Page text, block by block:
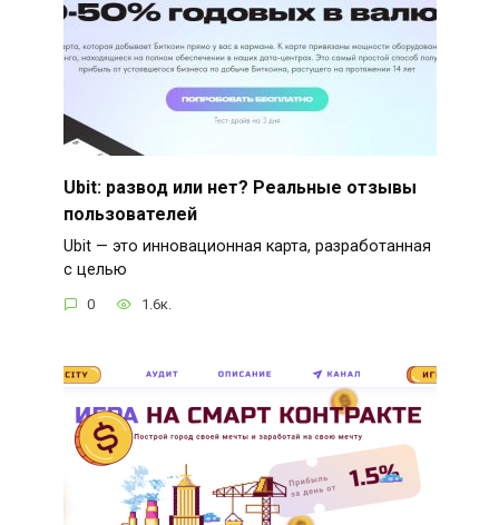
Ubit: развод или нет? Реальные отзывы
пользователей
Ubit — это инновационная карта, разработанная
с целью
0 1.6к.